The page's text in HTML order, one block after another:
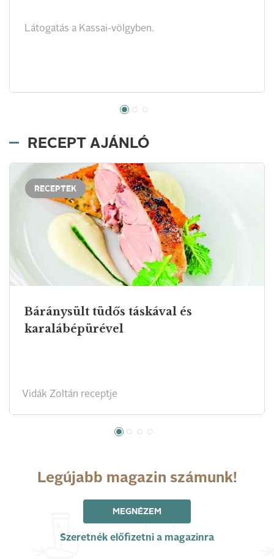
Látogatás a Kassai-völgyben.
RECEPT AJÁNLÓ
RECEPTEK
Báránysült tüdős táskával és
karalábépürével
Vidák Zoltán receptje
Legújabb magazin számunk!
MEGNÉZEM
Szeretnék előfizetni a magazinra